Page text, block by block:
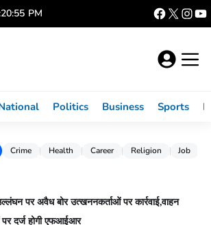
PM
Politics Business Sports
Crime Health Career Religion Job
पर अवैध बोर उत्खननकर्ताओं पर कार्रवाई,वाहन
पर दर्ज होगी एफआईआर